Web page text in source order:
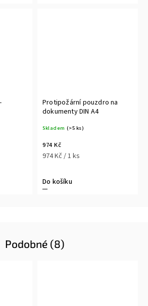
Protipožární pouzdro na
dokumenty DIN A4
Skladem (>5 ks)
974 Kč
974 Kč / 1 ks
Do košíku
Podobné (8)